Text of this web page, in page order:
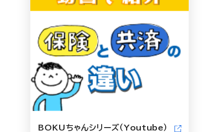
BOKUちゃんシリーズ（Youtube）